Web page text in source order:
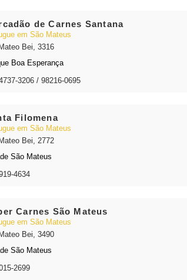
de Carnes Santana
em São Mateus
Bei, 3316
Boa Esperança
3206 / 98216-0695
Filomena
em São Mateus
Bei, 2772
São Mateus
4634
Carnes São Mateus
em São Mateus
Bei, 3490
São Mateus
2699